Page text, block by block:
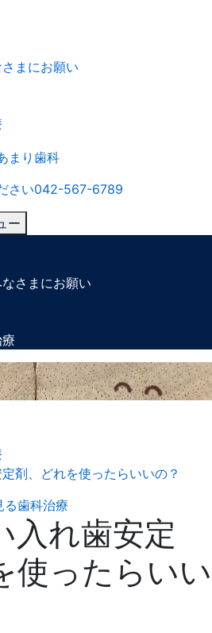
まにお願い
さい042-567-6789
ー
さまにお願い
剤、どれを使ったらいいの？
る歯科治療
年
1
8
ま
り
科
入れ歯安定
使ったらいい